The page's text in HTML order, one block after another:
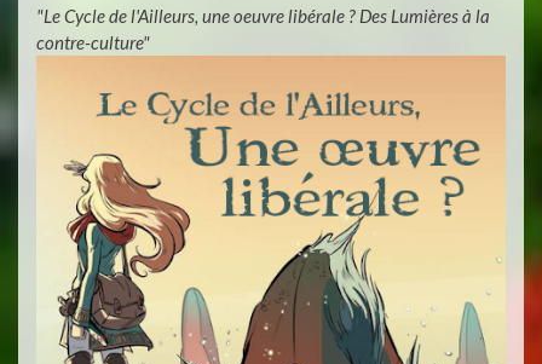
"Le Cycle de l'Ailleurs, une oeuvre libérale ? Des Lumières à la
contre-culture"